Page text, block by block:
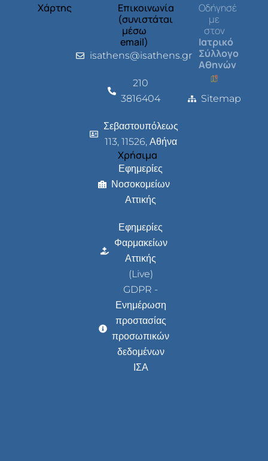
Χάρτης
Επικοινωνία
(συνιστάται
μέσω
email)
isathens@isathens.gr
210
3816404
Σεβαστουπόλεως
113, 11526, Αθήνα
Χρήσιμα
Εφημερίες
Νοσοκομείων
Αττικής
Εφημερίες
Φαρμακείων
Αττικής
(Live)
GDPR -
Ενημέρωση
προστασίας
προσωπικών
δεδομένων
ΙΣΑ
Οδήγησέ
με
στον
Ιατρικό
Σύλλογο
Αθηνών
Sitemap